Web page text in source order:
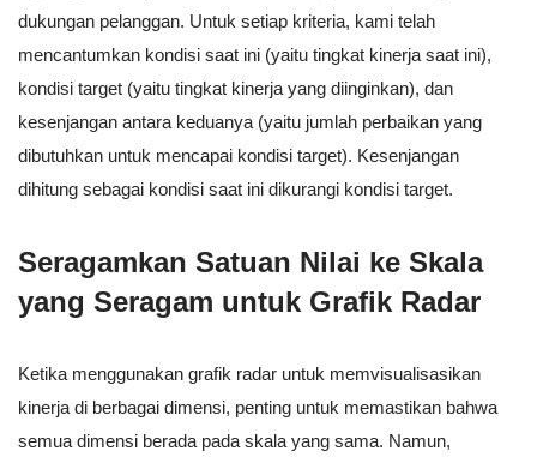
dukungan pelanggan. Untuk setiap kriteria, kami telah
mencantumkan kondisi saat ini (yaitu tingkat kinerja saat ini),
kondisi target (yaitu tingkat kinerja yang diinginkan), dan
kesenjangan antara keduanya (yaitu jumlah perbaikan yang
dibutuhkan untuk mencapai kondisi target). Kesenjangan
dihitung sebagai kondisi saat ini dikurangi kondisi target.
Seragamkan Satuan Nilai ke Skala
yang Seragam untuk Grafik Radar
Ketika menggunakan grafik radar untuk memvisualisasikan
kinerja di berbagai dimensi, penting untuk memastikan bahwa
semua dimensi berada pada skala yang sama. Namun,